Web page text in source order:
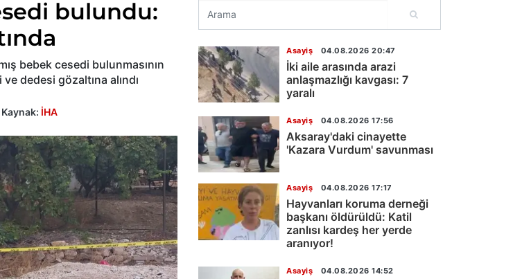
bulundu:
bebek cesedi bulunmasının
dedesi gözaltına alındı
Kaynak: İHA
Asayiş 04.08.2026 20:47
İki aile arasında arazi
anlaşmazlığı kavgası: 7
yaralı
Asayiş 04.08.2026 17:56
Aksaray'daki cinayette
'Kazara Vurdum' savunması
Asayiş 04.08.2026 17:17
Hayvanları koruma derneği
başkanı öldürüldü: Katil
zanlısı kardeş her yerde
aranıyor!
Asayiş 04.08.2026 14:52